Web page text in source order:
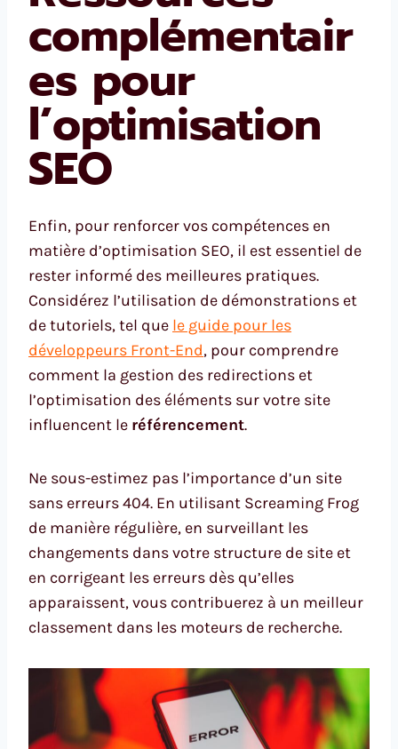
complémentair
es pour
l’optimisation
SEO
Enfin, pour renforcer vos compétences en
matière d’optimisation SEO, il est essentiel de
rester informé des meilleures pratiques.
Considérez l’utilisation de démonstrations et
de tutoriels, tel que le guide pour les
développeurs Front-End, pour comprendre
comment la gestion des redirections et
l’optimisation des éléments sur votre site
influencent le référencement.
Ne sous-estimez pas l’importance d’un site
sans erreurs 404. En utilisant Screaming Frog
de manière régulière, en surveillant les
changements dans votre structure de site et
en corrigeant les erreurs dès qu’elles
apparaissent, vous contribuerez à un meilleur
classement dans les moteurs de recherche.